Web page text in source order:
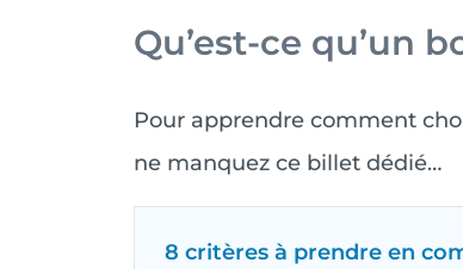
Qu’est-ce qu’un
Pour apprendre comment
ne manquez ce billet dédié…
8 critères à prendre en